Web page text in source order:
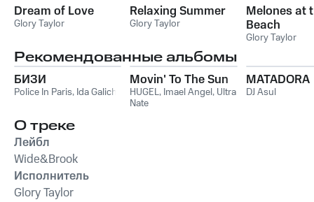
Dream of Love
Glory Taylor
Relaxing Summer
Glory Taylor
Melones at
Beach
Glory Taylor
Рекомендованные альбомы
БИЗИ
Police In Paris, Ida Galich
Movin' To The Sun
HUGEL, Imael Angel, Ultra
Nate
MATADORA
DJ Asul
О треке
Лейбл
Wide&Brook
Исполнитель
Glory Taylor